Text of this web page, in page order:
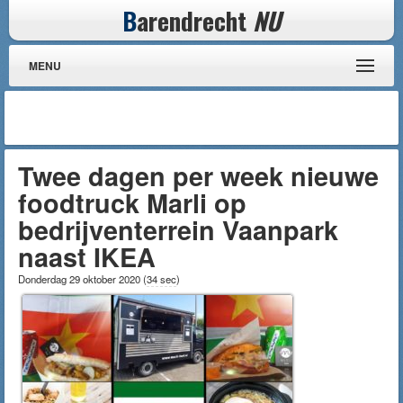
Barendrecht NU
MENU
Twee dagen per week nieuwe
foodtruck Marli op
bedrijventerrein Vaanpark
naast IKEA
Donderdag 29 oktober 2020(34 sec)